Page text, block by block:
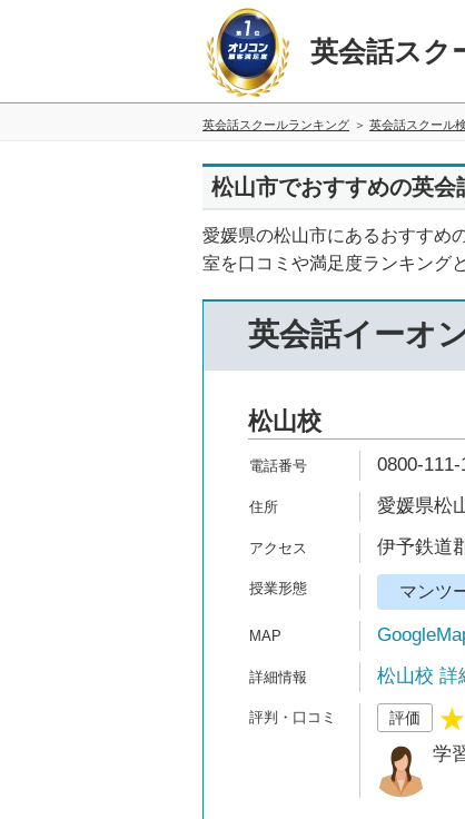
英会話スク
英会話スクールランキング 英会話スクール
松山市でおすすめの英会
愛媛県の松山市にあるおすすめ
室を口コミや満足度ランキング
英会話イーオ
松山校
0800-111-
愛媛県松
伊予鉄道
マンツ
松山校 詳
評価
学